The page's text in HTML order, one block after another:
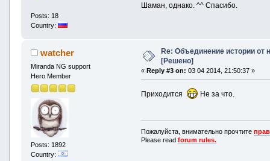
Posts: 18
Country:
Шаман, однако. ^^ Спасибо.
watcher
Miranda NG support
Hero Member
Posts: 1892
Country:
Re: Объединение истории от
[Решено]
«Reply #3 on: 03 04 2014, 21:50:37 »
Приходится Не за что.
Пожалуйста, внимательно прочтите
Please readforum rules.